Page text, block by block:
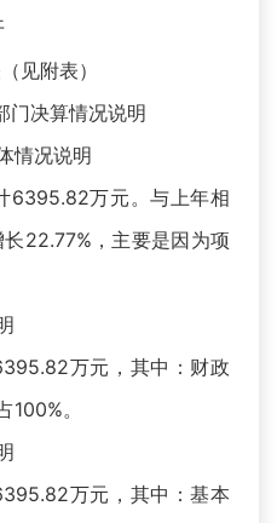
附表）
决算情况说明
情况说明
万元。与上年相
22.77%，主要是因为项
万元，其中：财政
。
万元，其中：基本